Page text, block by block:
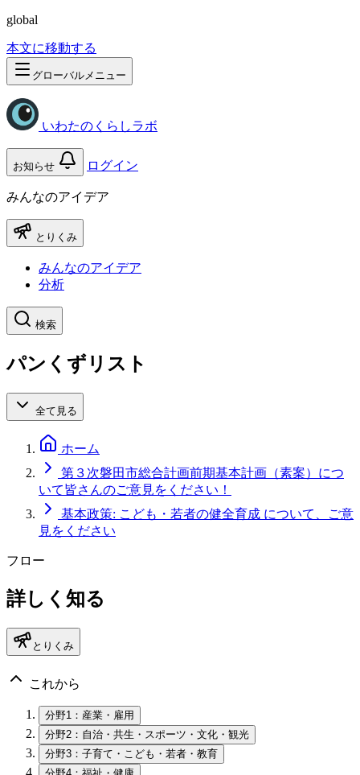
global
本文に移動する
グローバルメニュー
いわたのくらしラボ
お知らせ ログイン
みんなのアイデア
とりくみ
みんなのアイデア
分析
検索
パンくずリスト
全て見る
ホーム
第３次磐田市総合計画前期基本計画（素案）につ
いて皆さんのご意見をください！
基本政策: こども・若者の健全育成 について、ご意
見をください
フロー
詳しく知る
とりくみ
これから
分野1：産業・雇用
分野2：自治・共生・スポーツ・文化・観光
分野3：子育て・こども・若者・教育